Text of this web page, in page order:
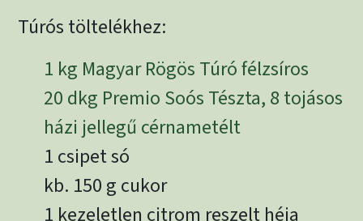
Túrós töltelékhez:
1 kg Magyar Rögös Túró félzsíros
20 dkg Premio Soós Tészta, 8 tojásos
házi jellegű cérnametélt
1 csipet só
kb. 150 g cukor
1 kezeletlen citrom reszelt héja